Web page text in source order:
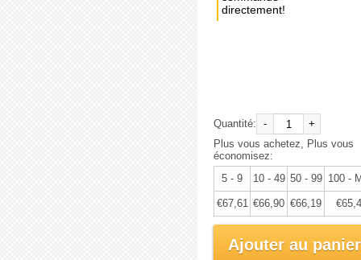
directement!
Quantité: -
+
Plus vous achetez, Plus vous
économisez:
5 - 9
10 - 49 50 - 99 100 -
€67,61 €66,90 €66,19
Ajouter au panier